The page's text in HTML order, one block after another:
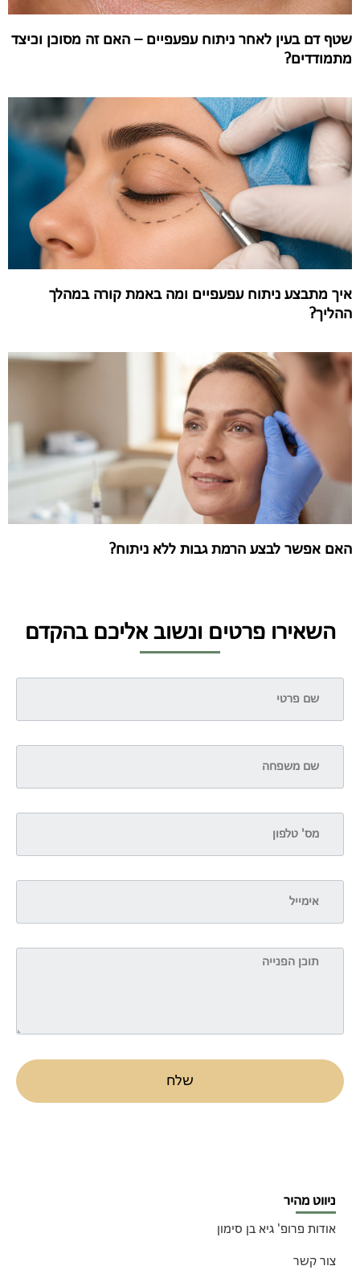
שטף דם בעין לאחר ניתוח עפעפיים – האם זה מסוכן וכיצד
מתמודדים?
איך מתבצע ניתוח עפעפיים ומה באמת קורה במהלך
ההליך?
האם אפשר לבצע הרמת גבות ללא ניתוח?
השאירו פרטים ונשוב אליכם בהקדם
שלח
ניווט מהיר
אודות פרופ' גיא בן סימון
צור קשר